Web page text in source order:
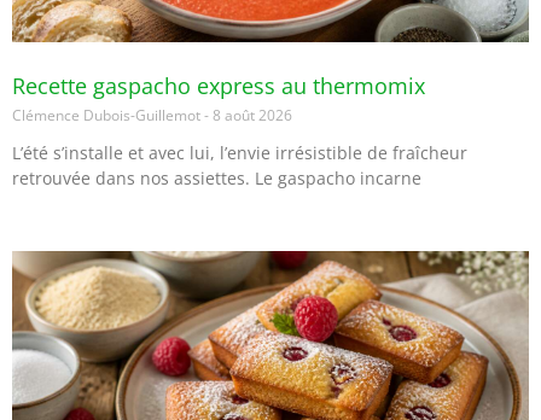
Recette gaspacho express au thermomix
Clémence Dubois-Guillemot 8 août 2026
L’été s’installe et avec lui, l’envie irrésistible de fraîcheur
retrouvée dans nos assiettes. Le gaspacho incarne